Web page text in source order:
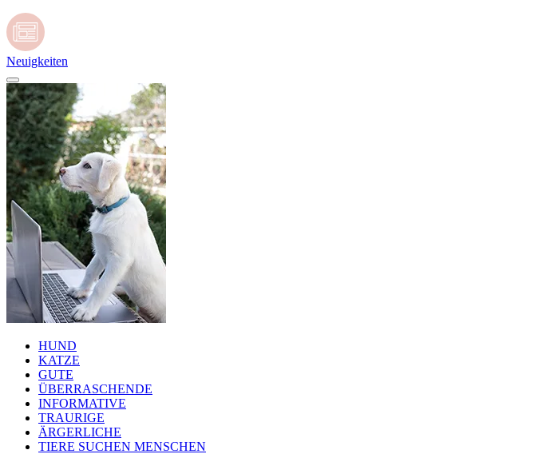
Neuigkeiten
HUND
KATZE
GUTE
ÜBERRASCHENDE
INFORMATIVE
TRAURIGE
ÄRGERLICHE
TIERE SUCHEN MENSCHEN